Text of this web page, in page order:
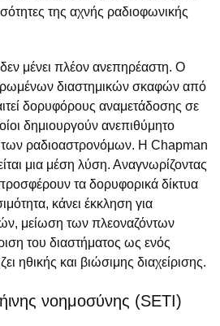
της αχνής ραδιοφωνικής
μένει πλέον ανεπηρέαστη. Ο
διαστημικών σκαφών από
δορυφόρους αναμετάδοσης σε
δημιουργούν ανεπιθύμητο
ραδιοαστρονόμων. Η Chapman
μια μέση λύση. Αναγνωρίζοντας
τα δορυφορικά δίκτυα
κάνει έκκληση για
μείωση των πλεοναζόντων
του διαστήματος ως ενός
ηθικής και βιώσιμης διαχείρισης.
νοημοσύνης (SETI)